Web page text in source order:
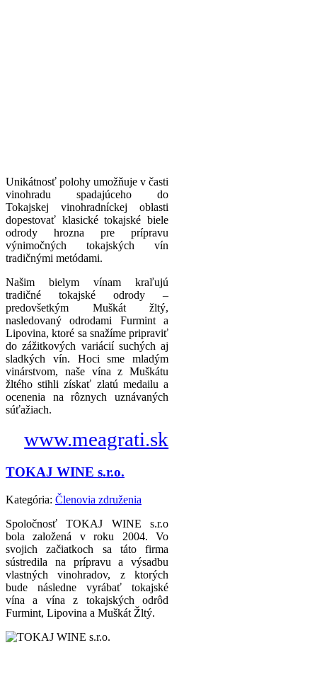
Unikátnosť polohy umožňuje v časti
vinohradu spadajúceho do
Tokajskej vinohradníckej oblasti
dopestovať klasické tokajské biele
odrody hrozna pre prípravu
výnimočných tokajských vín
tradičnými metódami.
Našim bielym vínam kraľujú
tradičné tokajské odrody –
predovšetkým Muškát žltý,
nasledovaný odrodami Furmint a
Lipovina, ktoré sa snažíme pripraviť
do zážitkových variácií suchých aj
sladkých vín. Hoci sme mladým
vinárstvom, naše vína z Muškátu
žltého stihli získať zlatú medailu a
ocenenia na rôznych uznávaných
súťažiach.
www.meagrati.sk
TOKAJ WINE s.r.o.
Kategória: Členovia združenia
Spoločnosť TOKAJ WINE s.r.o
bola založená v roku 2004. Vo
svojich začiatkoch sa táto firma
sústredila na prípravu a výsadbu
vlastných vinohradov, z ktorých
bude následne vyrábať tokajské
vína a vína z tokajských odrôd
Furmint, Lipovina a Muškát Žltý.